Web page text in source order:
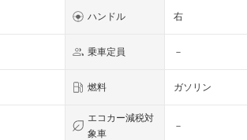
ハンドル 右
乗車定員 －
燃料 ガソリン
エコカー減税対
象車
－